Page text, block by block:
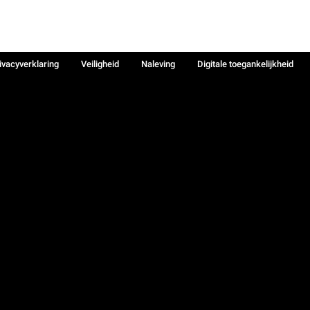
Veiligheid Naleving
Digitale toegankelijkheid